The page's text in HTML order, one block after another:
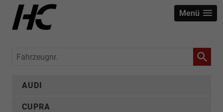
Menü
Fahrzeugnr.
AUDI
CUPRA